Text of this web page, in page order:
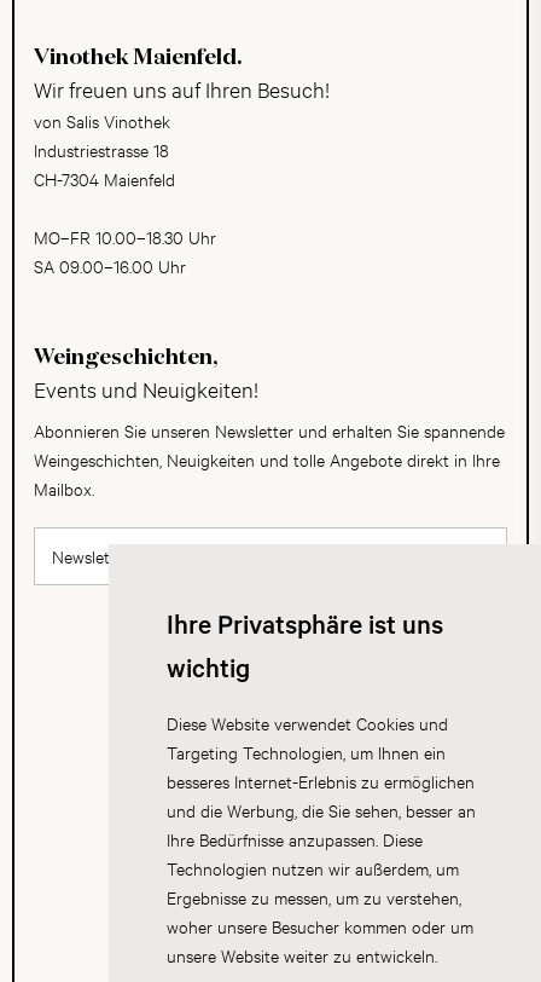
Ihre Privatsphäre ist uns
wichtig
Diese Website verwendet Cookies und
Targeting Technologien, um Ihnen ein
besseres Internet-Erlebnis zu ermöglichen
und die Werbung, die Sie sehen, besser an
Ihre Bedürfnisse anzupassen. Diese
Technologien nutzen wir außerdem, um
Ergebnisse zu messen, um zu verstehen,
woher unsere Besucher kommen oder um
unsere Website weiter zu entwickeln.
Vinothek Maienfeld.
Wir freuen uns auf Ihren Besuch!
von Salis Vinothek
Industriestrasse 18
CH-7304 Maienfeld
MO–FR 10.00–18.30 Uhr
SA 09.00–16.00 Uhr
Weingeschichten,
Events und Neuigkeiten!
Abonnieren Sie unseren Newsletter und erhalten Sie spannende
Weingeschichten, Neuigkeiten und tolle Angebote direkt in Ihre
Mailbox.
Newsletter abonnieren